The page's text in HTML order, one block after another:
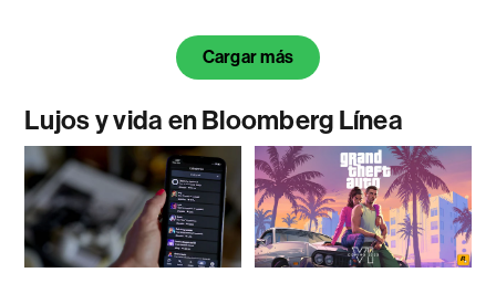
Cargar más
Lujos y vida en Bloomberg Línea